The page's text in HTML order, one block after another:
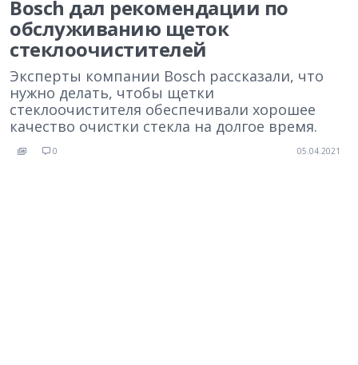
Bosch дал рекомендации по
обслуживанию щеток
стеклоочистителей
Эксперты компании Bosch рассказали, что
нужно делать, чтобы щетки
стеклоочистителя обеспечивали хорошее
качество очистки стекла на долгое время.
0 05.04.2021